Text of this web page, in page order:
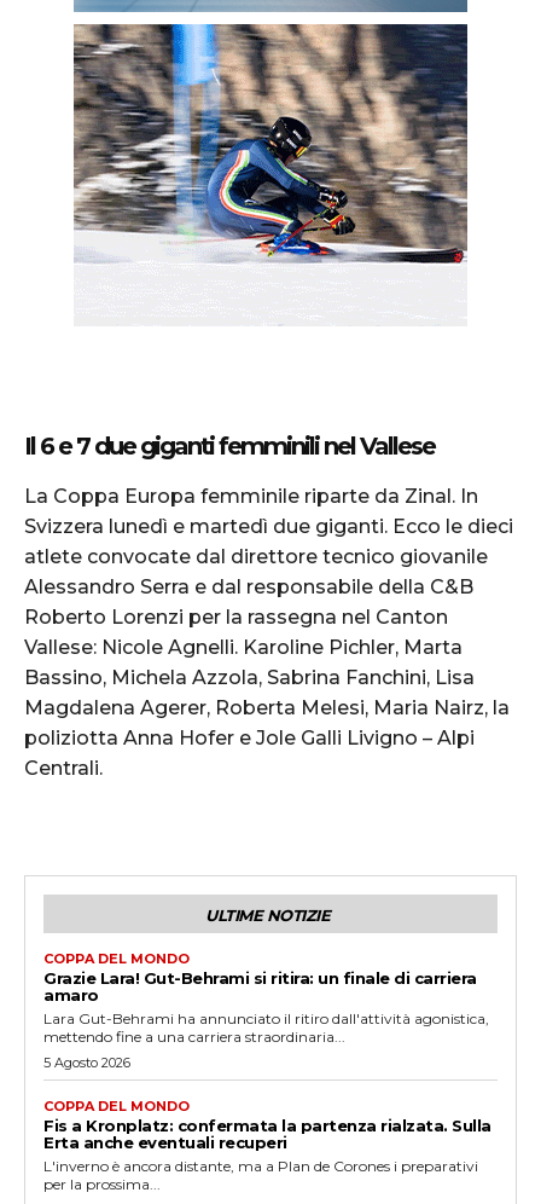
Il 6 e 7 due giganti femminili nel Vallese
La Coppa Europa femminile riparte da Zinal. In
Svizzera lunedì e martedì due giganti. Ecco le dieci
atlete convocate dal direttore tecnico giovanile
Alessandro Serra e dal responsabile della C&B
Roberto Lorenzi per la rassegna nel Canton
Vallese: Nicole Agnelli. Karoline Pichler, Marta
Bassino, Michela Azzola, Sabrina Fanchini, Lisa
Magdalena Agerer, Roberta Melesi, Maria Nairz, la
poliziotta Anna Hofer e Jole Galli Livigno – Alpi
Centrali.
ULTIME NOTIZIE
COPPA DEL MONDO
Grazie Lara! Gut-Behrami si ritira: un finale di carriera
amaro
Lara Gut-Behrami ha annunciato il ritiro dall'attività agonistica,
mettendo fine a una carriera straordinaria...
5 Agosto 2026
COPPA DEL MONDO
Fis a Kronplatz: confermata la partenza rialzata. Sulla
Erta anche eventuali recuperi
L'inverno è ancora distante, ma a Plan de Corones i preparativi
per la prossima...